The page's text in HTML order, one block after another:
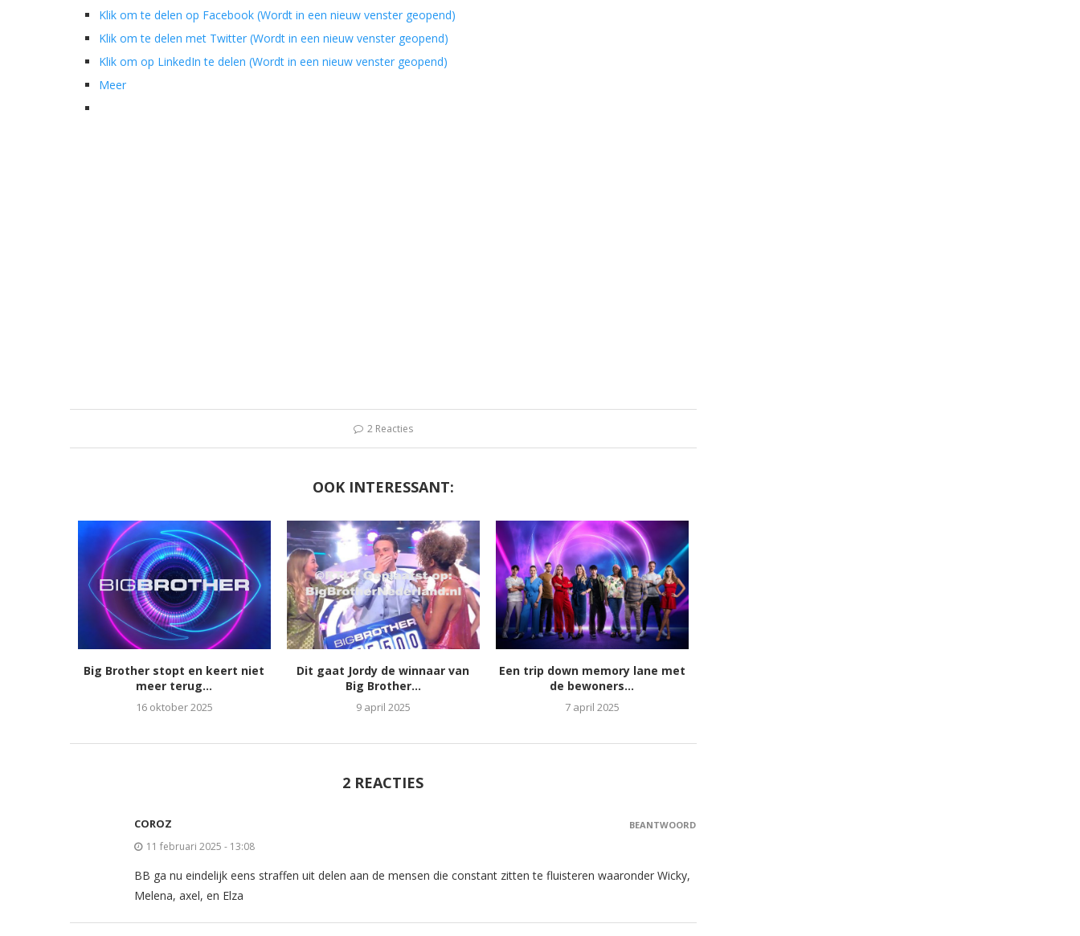
Klik om te delen op Facebook (Wordt in een nieuw venster geopend)
Klik om te delen met Twitter (Wordt in een nieuw venster geopend)
Klik om op LinkedIn te delen (Wordt in een nieuw venster geopend)
Meer
2 Reacties
OOK INTERESSANT:
Big Brother stopt en keert niet
meer terug...
16 oktober 2025
Dit gaat Jordy de winnaar van
Big Brother...
9 april 2025
Een trip down memory lane met
de bewoners...
7 april 2025
2 REACTIES
COROZ
11 februari 2025 - 13:08
BB ga nu eindelijk eens straffen uit delen aan de mensen die constant zitten te fluisteren waaronder Wicky,
Melena, axel, en Elza
BEANTWOORD